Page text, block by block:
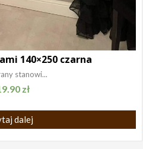
140×250 czarna
stanowi...
zł
dalej